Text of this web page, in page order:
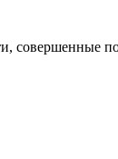
совершенные